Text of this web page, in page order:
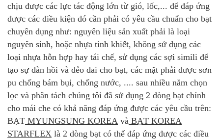
chịu được các lực tác động lớn từ gió, lốc,... để đáp ứng
được các điều kiện đó cần phải có yêu cầu chuẩn cho bạt
chuyên dụng như: nguyên liệu sản xuất phải là loại
nguyên sinh, hoặc nhựa tinh khiết, không sử dụng các
loại nhựa hỗn hợp hay tái chế, sử dụng các sợi simili để
tạo sự đàn hồi và dẻo dai cho bạt, các mặt phải được sơn
pu chống bám bụi, chống nước, .... sau nhiều năm chọn
lọc và phân tách chúng tôi đã sử dụng 2 dòng bạt chính
cho mái che có khả năng đáp ứng được các yêu cầu trên:
BẠT MYUNGSUNG KOREA và BẠT KOREA
STARFLEX là 2 dòng bạt có thể đáp ứng được các điều